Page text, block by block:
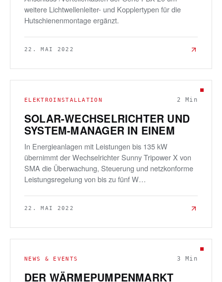
weitere Lichtwellenleiter- und Kopplertypen für die
Hutschienenmontage ergänzt.
22. MAI 2022
ELEKTROINSTALLATION 2 Min
SOLAR-WECHSELRICHTER UND
SYSTEM-MANAGER IN EINEM
In Energieanlagen mit Leistungen bis 135 kW
übernimmt der Wechselrichter Sunny Tripower X von
SMA die Überwachung, Steuerung und netzkonforme
Leistungsregelung von bis zu fünf W…
22. MAI 2022
NEWS & EVENTS 3 Min
DER WÄRMEPUMPENMARKT